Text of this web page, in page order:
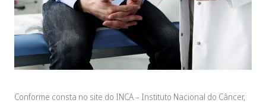
Conforme consta no site do INCA – Instituto Nacional do Câncer,